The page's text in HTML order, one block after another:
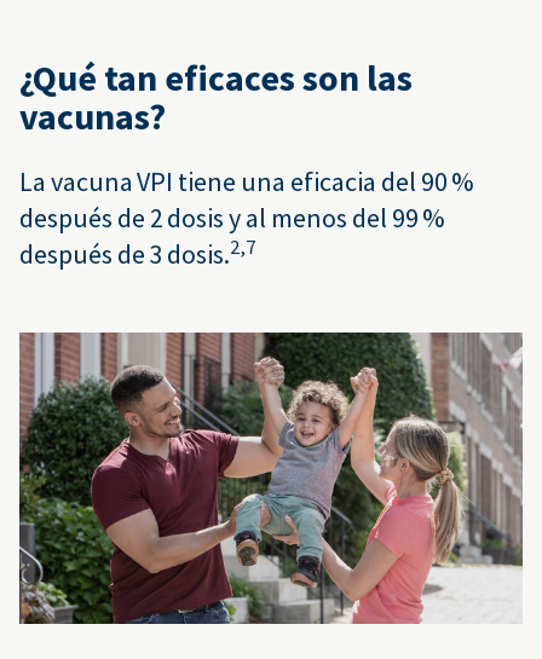
¿Qué tan eficaces son las
vacunas?
La vacuna VPI tiene una eficacia del 90 %
después de 2 dosis y al menos del 99 %
después de 3 dosis.2,7